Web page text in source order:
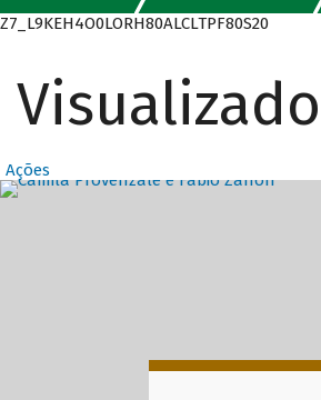
Z7_L9KEH4O0LORH80ALCLTPF80S20
Ações